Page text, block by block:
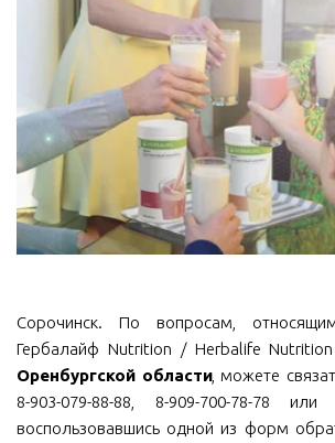
Сорочинск. По вопросам,
Гербалайф Nutrition / Herbalife
Оренбургской области, можете
8-903-079-88-88, 8-909-700-78-78 или
воспользовавшись одной из форм